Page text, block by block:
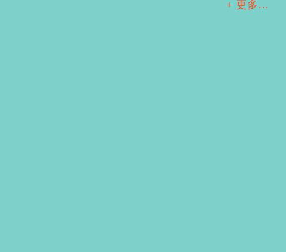
+ 更多...